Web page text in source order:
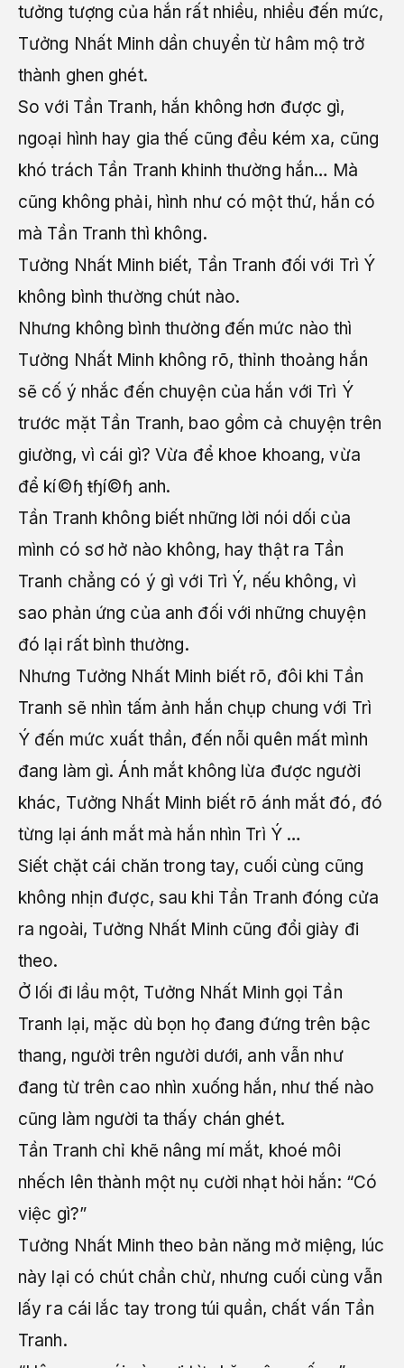
tưởng tượng của hắn rất nhiều, nhiều đến mức,
Tưởng Nhất Minh dần chuyển từ hâm mộ trở
thành ghen ghét.
So với Tần Tranh, hắn không hơn được gì,
ngoại hình hay gia thế cũng đều kém xa, cũng
khó trách Tần Tranh khinh thường hắn… Mà
cũng không phải, hình như có một thứ, hắn có
mà Tần Tranh thì không.
Tưởng Nhất Minh biết, Tần Tranh đối với Trì Ý
không bình thường chút nào.
Nhưng không bình thường đến mức nào thì
Tưởng Nhất Minh không rõ, thỉnh thoảng hắn
sẽ cố ý nhắc đến chuyện của hắn với Trì Ý
trước mặt Tần Tranh, bao gồm cả chuyện trên
giường, vì cái gì? Vừa để khoe khoang, vừa
để kí©ɧ ŧɧí©ɧ anh.
Tần Tranh không biết những lời nói dối của
mình có sơ hở nào không, hay thật ra Tần
Tranh chẳng có ý gì với Trì Ý, nếu không, vì
sao phản ứng của anh đối với những chuyện
đó lại rất bình thường.
Nhưng Tưởng Nhất Minh biết rõ, đôi khi Tần
Tranh sẽ nhìn tấm ảnh hắn chụp chung với Trì
Ý đến mức xuất thần, đến nỗi quên mất mình
đang làm gì. Ánh mắt không lừa được người
khác, Tưởng Nhất Minh biết rõ ánh mắt đó, đó
từng lại ánh mắt mà hắn nhìn Trì Ý …
Siết chặt cái chăn trong tay, cuối cùng cũng
không nhịn được, sau khi Tần Tranh đóng cửa
ra ngoài, Tưởng Nhất Minh cũng đổi giày đi
theo.
Ở lối đi lầu một, Tưởng Nhất Minh gọi Tần
Tranh lại, mặc dù bọn họ đang đứng trên bậc
thang, người trên người dưới, anh vẫn như
đang từ trên cao nhìn xuống hắn, như thế nào
cũng làm người ta thấy chán ghét.
Tần Tranh chỉ khẽ nâng mí mắt, khoé môi
nhếch lên thành một nụ cười nhạt hỏi hắn: “Có
việc gì?”
Tưởng Nhất Minh theo bản năng mở miệng, lúc
này lại có chút chần chừ, nhưng cuối cùng vẫn
lấy ra cái lắc tay trong túi quần, chất vấn Tần
Tranh.